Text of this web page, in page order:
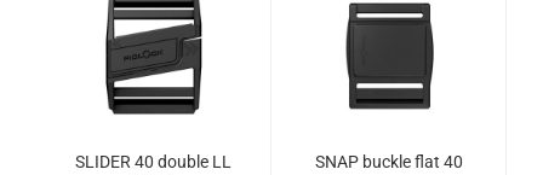
SLIDER 40 double LL
SNAP buckle flat 40